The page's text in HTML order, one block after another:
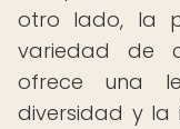
otro lado, la
variedad de
ofrece una
diversidad y la